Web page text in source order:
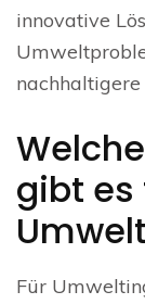
innovative
gibt es
Für